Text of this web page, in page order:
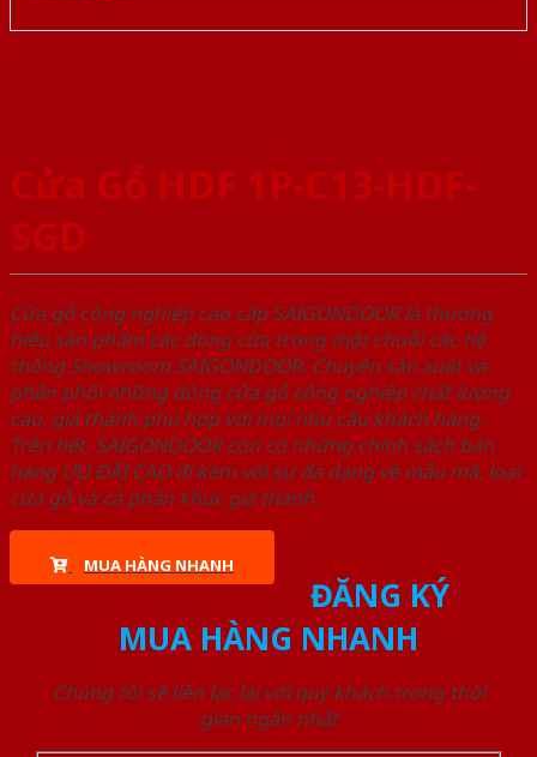
Cửa Gỗ HDF 1P-C13-HDF-
SGD
Cửa gỗ công nghiệp cao cấp SAIGONDOOR là thương
hiệu sản phẩm các dòng cửa trong một chuỗi các hệ
thống Showroom SAIGONDOOR. Chuyên sản xuất và
phân phối những dòng cửa gỗ công nghiệp chất lượng
cao, giá thành phù hợp với mọi nhu cầu khách hàng.
Trên hết, SAIGONDOOR còn có những chính sách bán
hàng ƯU ĐÃI CAO đi kèm với sự đa dạng về mẫu mã, loại
cửa gỗ và cả phân khúc giá thành.
MUA HÀNG NHANH
ĐĂNG KÝ
MUA HÀNG NHANH
Chúng tôi sẽ liên lạc lại với quý khách trong thời
gian ngắn nhất